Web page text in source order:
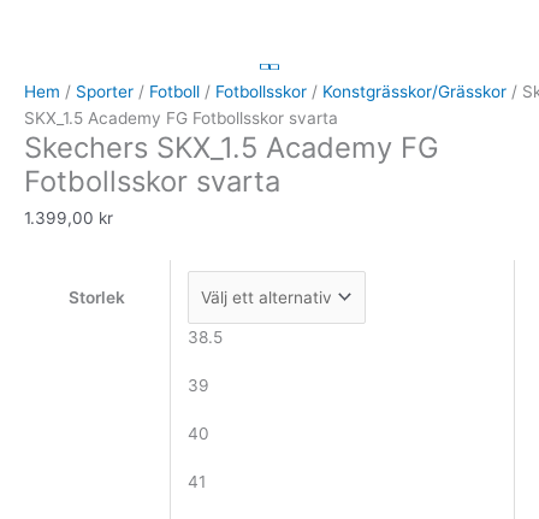
Hem / Sporter / Fotboll / Fotbollsskor / Konstgrässkor/Grässkor /
SKX_1.5 Academy FG Fotbollsskor svarta
Skechers SKX_1.5 Academy FG
Fotbollsskor svarta
1.399,00 kr
Storlek
38.5
39
40
41
Academy
FG
Fotbollsskor
svarta
mängd